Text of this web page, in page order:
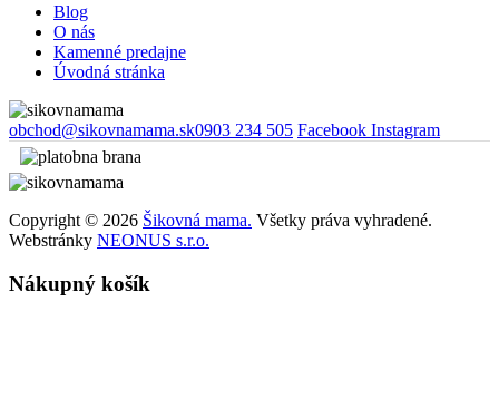
Blog
O nás
Kamenné predajne
Úvodná stránka
obchod@sikovnamama.sk0903 234 505 Facebook Instagram
Copyright © 2026 Šikovná mama. Všetky práva vyhradené.
Webstránky NEONUS s.r.o.
Nákupný košík